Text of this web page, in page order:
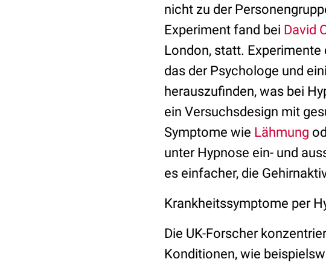
nicht zu der
Experiment fand bei David
London, statt.
das der Psychologe und
herauszufinden, was bei
ein Versuchsdesign mit
Symptome wie Lähmung
unter Hypnose ein- und
es einfacher, die
Krankheitssymptome per
Die UK-Forscher
Konditionen, wie